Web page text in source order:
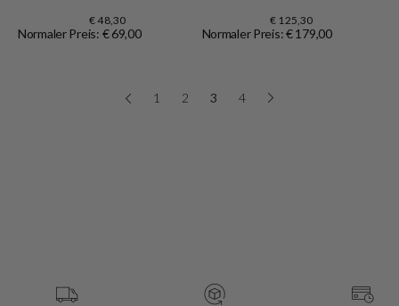
€ 48,30
Normaler Preis: € 69,00
€ 125,30
Normaler Preis: € 179,00
1 2 3 4